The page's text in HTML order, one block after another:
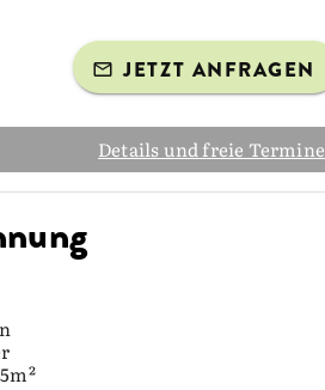
JETZT ANFRAGEN
Details und freie Termine